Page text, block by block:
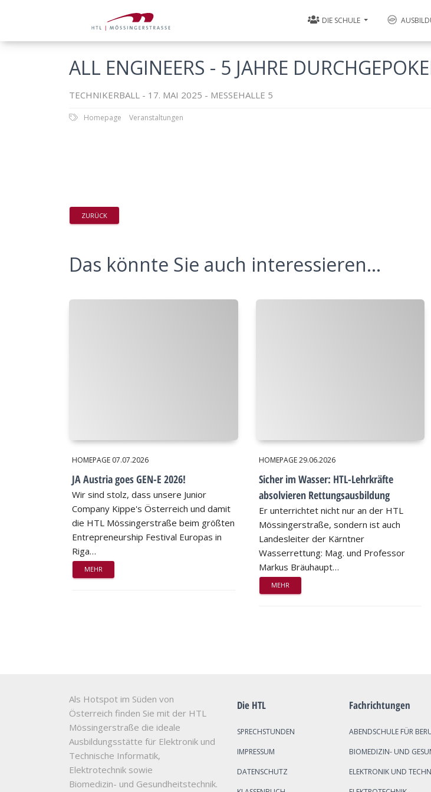
DIE SCHULE
ALL ENGINEERS - 5 JAHRE
TECHNIKERBALL - 17. MAI 2025 - MESSEHALLE 5
Homepage Veranstaltungen
ZURÜCK
Das könnte Sie auch interessieren...
HOMEPAGE 07.07.2026
JA Austria goes GEN-E 2026!
Wir sind stolz, dass unsere Junior
Company Kippe's Österreich und damit
die HTL Mössingerstraße beim größten
Entrepreneurship Festival Europas in
Riga…
MEHR
HOMEPAGE29.06.2026
Sicher im Wasser: HTL-Lehrkräfte
absolvieren Rettungsausbildung
Er unterrichtet nicht nur an der HTL
Mössingerstraße, sondern ist auch
Landesleiter der Kärntner
Wasserrettung: Mag. und Professor
Markus Bräuhaupt…
MEHR
Als Hotspot im Süden von
Österreich finden Sie mit der HTL
Mössingerstraße die ideale
Ausbildungsstätte für Elektronik und
Technische Informatik,
Elektrotechnik sowie
Biomedizin- und Gesundheitstechnik.
Die HTL
SPRECHSTUNDEN
IMPRESSUM
DATENSCHUTZ
Fachrichtungen
ABENDSCHULE FÜR
BIOMEDIZIN- UND
ELEKTRONIK UND